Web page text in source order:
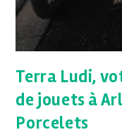
Terra Ludi,
de jouets à
Porcelets